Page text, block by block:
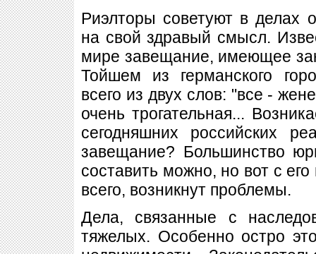
Риэлторы советуют в делах
на свой здравый смысл.
мире завещание, имеющее
Тойшем из германского
всего из двух слов: "все -
очень трогательная...
сегодняшних российских
завещание? Большинство
составить можно, но вот с
всего, возникнут проблемы.
Дела, связанные с
тяжелых. Особенно остро